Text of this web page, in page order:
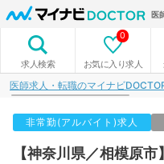
医
求人検索 お気に入り求人
0
医師求人・転職のマイナビ
非常勤(アルバイト)求人
【神奈川県／相模原